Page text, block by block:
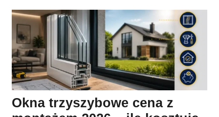
Okna trzyszybowe cena z